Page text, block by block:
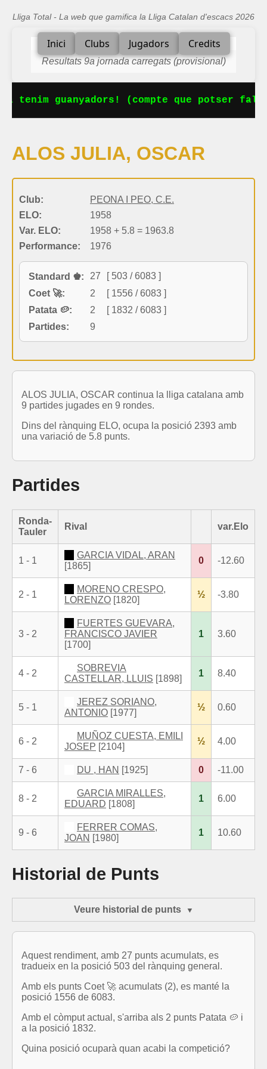
Lliga Total - La web que gamifica la Lliga Catalan d'escacs 2026
Inici Clubs Jugadors Credits
Resultats 9a jornada carregats (provisional)
tenim guanyadors! (compte que potser
ALOS JULIA, OSCAR
Club:
PEONA I PEO, C.E.
ELO:
1958
Var. ELO:
1958 + 5.8 = 1963.8
Performance:
1976
Standard ♚: 27
[ 503 / 6083 ]
Coet 🚀:
2
[ 1556 / 6083 ]
Patata 🥔:
2
[ 1832 / 6083 ]
Partides:
9
ALOS JULIA, OSCAR continua la lliga catalana amb
9 partides jugades en 9 rondes.
Dins del rànquing ELO, ocupa la posició 2393 amb
una variació de 5.8 punts.
Partides
Ronda-
Tauler
Rival var.Elo
1 - 1
GARCIA VIDAL, ARAN
[1865]
0 -12.60
2 - 1
MORENO CRESPO,
LORENZO [1820]
½ -3.80
3 - 2
FUERTES GUEVARA,
FRANCISCO JAVIER
[1700]
1 3.60
4 - 2
SOBREVIA
CASTELLAR, LLUIS [1898]
1 8.40
5 - 1
JEREZ SORIANO,
ANTONIO [1977]
½ 0.60
6 - 2
MUÑOZ CUESTA, EMILI
JOSEP [2104]
½ 4.00
7 - 6 DU , HAN [1925] 0 -11.00
8 - 2
GARCIA MIRALLES,
EDUARD [1808]
1 6.00
9 - 6
FERRER COMAS,
JOAN [1980]
1 10.60
Historial de Punts
Veure historial de punts
Aquest rendiment, amb 27 punts acumulats, es
tradueix en la posició 503 del rànquing general.
Amb els punts Coet 🚀 acumulats (2), es manté la
posició 1556 de 6083.
Amb el còmput actual, s'arriba als 2 punts Patata 🥔 i
a la posició 1832.
Quina posició ocuparà quan acabi la competició?